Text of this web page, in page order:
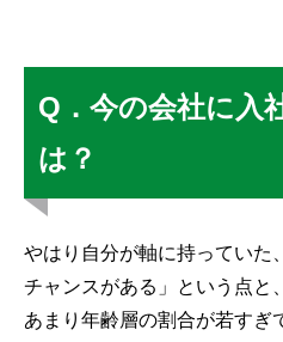
Q．今の会社に入
は？
やはり自分が軸に持っていた
チャンスがある」という点と
あまり年齢層の割合が若すぎ